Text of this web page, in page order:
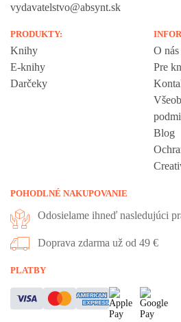
vydavatelstvo@absynt.sk
PRODUKTY:
Knihy
E-knihy
Darčeky
O nás
Pre
Blog
POHODLNÉ NAKUPOVANIE
Odosielame ihneď nasledujúci
Doprava zdarma už od 49 €
PLATBY
Vážime si vaše súkromie
Táto stránka používa cookies, aby vám
prehliadania. Všetky dôležité informácie